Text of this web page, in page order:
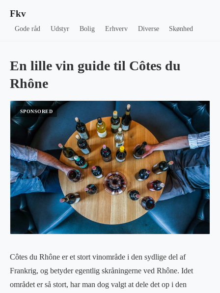
Fkv
Gode råd Udstyr Bolig Erhverv Diverse Skønhed
En lille vin guide til Côtes du
Rhône
Côtes du Rhône er et stort vinområde i den sydlige del af
Frankrig, og betyder egentlig skråningerne ved Rhône. Idet
området er så stort, har man dog valgt at dele det op i den